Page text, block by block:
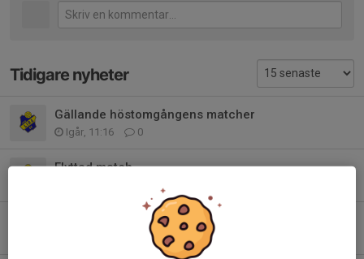
Tidigare nyheter
Gällande höstomgångens matcher
Igår, 11:16 0
Flyttad match
Uppdrag för seniorlag
2